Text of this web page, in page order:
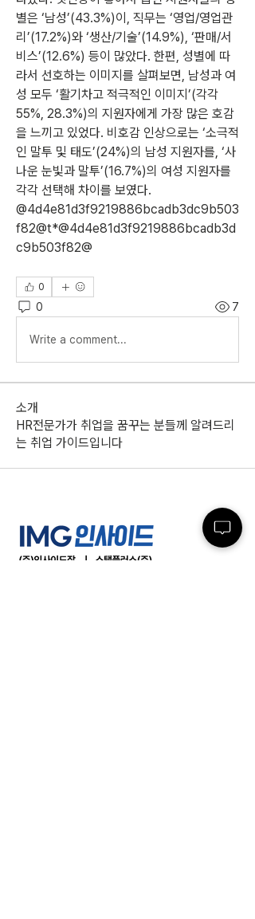
별은 ‘남성’(43.3%)이, 직무는 ‘영업/영업관
리’(17.2%)와 ‘생산/기술’(14.9%), ‘판매/서
비스’(12.6%) 등이 많았다. 한편, 성별에 따
라서 선호하는 이미지를 살펴보면, 남성과 여
성 모두 ‘활기차고 적극적인 이미지’(각각
55%, 28.3%)의 지원자에게 가장 많은 호감
을 느끼고 있었다. 비호감 인상으로는 ‘소극적
인 말투 및 태도’(24%)의 남성 지원자를, ‘사
나운 눈빛과 말투’(16.7%)의 여성 지원자를
각각 선택해 차이를 보였다.
@4d4e81d3f9219886bcadb3dc9b503
f82@t*@4d4e81d3f9219886bcadb3d
c9b503f82@
0
0 7
Write a comment...
소개
HR전문가가 취업을 꿈꾸는 분들께 알려드리
는 취업 가이드입니다